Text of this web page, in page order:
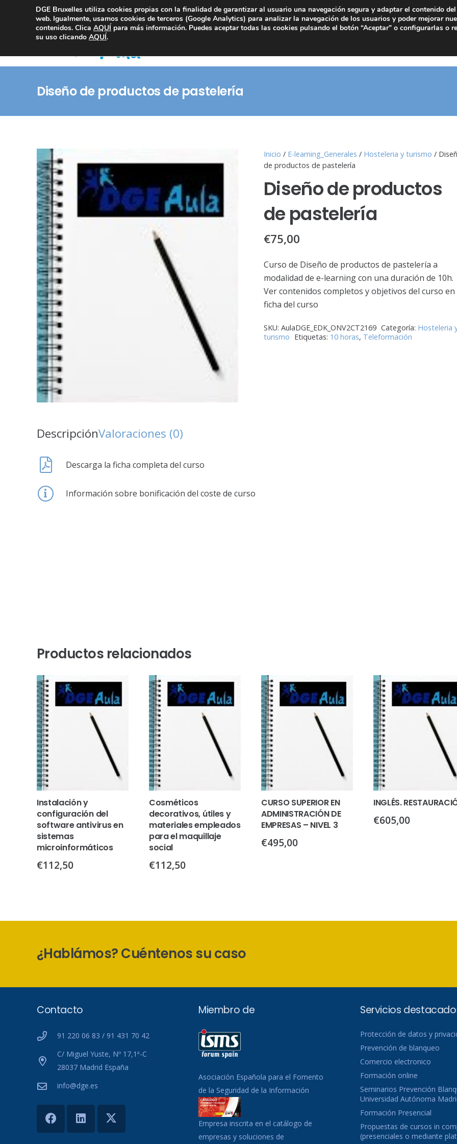
Consultoría Compliance
Diseño de productos de pastelería
Inicio / E-learning_Generales / Hosteleria y turismo /
de productos de pastelería
Diseño de productos
de pastelería
€75,00
Curso de Diseño de productos de pastelería a
modalidad de e-learning con una duración de 10h.
Ver contenidos completos y objetivos del curso en
ficha del curso
SKU:AulaDGE_EDK_ONV2CT2169 Categoría: Hosteleria
turismo Etiquetas: 10 horas, Teleformación
DescripciónValoraciones (0)
Descarga la ficha completa del curso
Información sobre bonificación del coste de curso
Productos relacionados
Instalación y
configuración del
software antivirus en
sistemas
microinformáticos
€112,50
Cosméticos
decorativos, útiles y
materiales empleados
para el maquillaje
social
€112,50
CURSO SUPERIOR EN
ADMINISTRACIÓN DE
EMPRESAS – NIVEL 3
€495,00
INGLÉS.
€605,00
¿Hablámos? Cuéntenos su caso
Contacto
91 220 06 83 / 91 431 70 42
C/ Miguel Yuste, Nº 17,1ª-C
28037 Madrid España
info@dge.es
Miembro de
Asociación Española para el Fomento
de la Seguridad de la Información
Empresa inscrita en el catálogo de
empresas y soluciones de
Servicios
Protección de datos y
Prevención de blanqueo
Comercio electronico
Formación online
Seminarios Prevención
Universidad Autónoma
Formación Presencial
Propuestas de cursos in
(presenciales o mediante
DGE Bruxelles utiliza cookies propias con la finalidad de garantizar al usuario una navegación segura y adaptar el contenido
web. Igualmente, usamos cookies de terceros (Google Analytics) para analizar la navegación de los usuarios y poder mejorar
contenidos. Clica AQUÍ para más información. Puedes aceptar todas las cookies pulsando el botón “Aceptar” o configurarlas o
su uso clicando AQUÍ.